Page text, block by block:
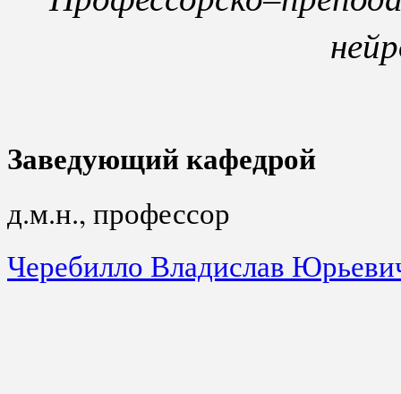
Заведующий кафедрой
д.м.н., профессор
Черебилло Владислав